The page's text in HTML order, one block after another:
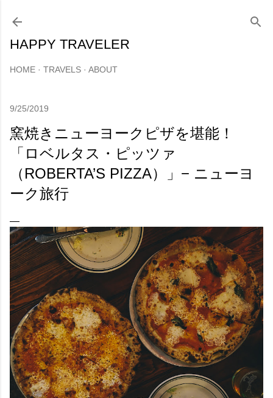
HAPPY TRAVELER
HOME TRAVELS ABOUT
9/25/2019
窯焼きニューヨークピザを堪能！
「ロベルタス・ピッツァ
（ROBERTA’S PIZZA）」− ニューヨ
ーク旅行